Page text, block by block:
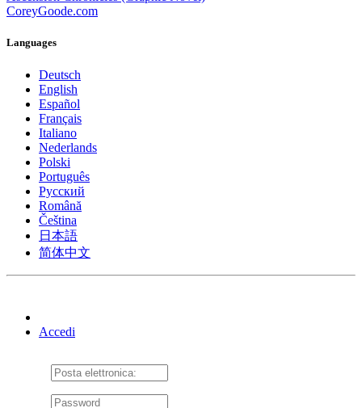
CoreyGoode.com
Languages
Deutsch
English
Español
Français
Italiano
Nederlands
Polski
Português
Pусский
Română
Čeština
日本語
简体中文
Accedi